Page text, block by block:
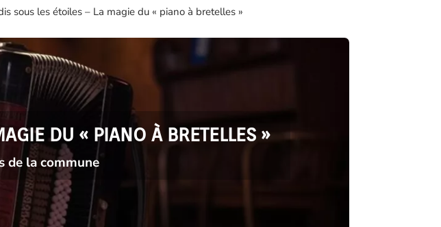
sous les étoiles – La magie du « piano à bretelles »
DU « PIANO À BRETELLES »
de la commune